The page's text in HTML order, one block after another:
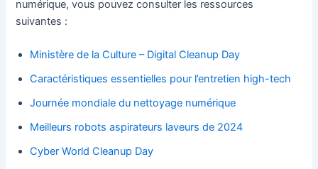
numérique, vous pouvez consulter les ressources
suivantes :
Ministère de la Culture – Digital Cleanup Day
Caractéristiques essentielles pour l’entretien high-tech
Journée mondiale du nettoyage numérique
Meilleurs robots aspirateurs laveurs de 2024
Cyber World Cleanup Day